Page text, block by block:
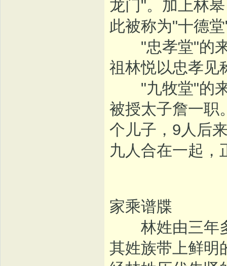
龙门"。加上林
此被称为"十德
"忠孝堂"的来
祖林悦以忠孝见
"九牧堂"的来
被授太子詹一职
个儿子，9人后
九人合在一起，
家乘谱牒
林姓由三年多
其姓族带上鲜明